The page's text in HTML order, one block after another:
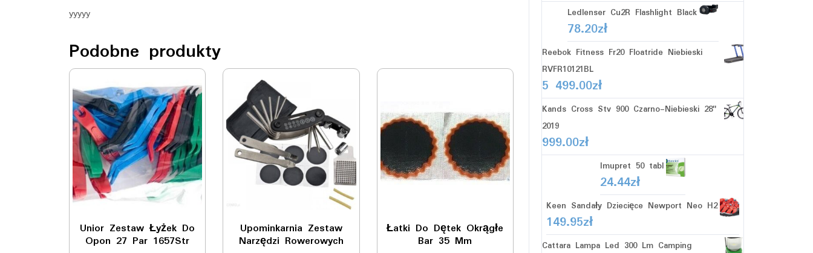
yyyyy
Podobne produkty
Unior Zestaw Łyżek Do
Opon 27 Par 1657Str
Upominkarnia Zestaw
Narzędzi Rowerowych
Łatki Do Dętek Okrągłe
Bar 35 Mm
Ledlenser Cu2R Flashlight Black
78.20zł
Reebok Fitness Fr20 Floatride Niebieski
RVFR10121BL
5 499.00zł
Kands Cross Stv 900 Czarno-Niebieski 28"
2019
999.00zł
Imupret 50 tabl
24.44zł
Keen Sandały Dziecięce Newport Neo H2
149.95zł
Cattara Lampa Led 300 Lm Camping